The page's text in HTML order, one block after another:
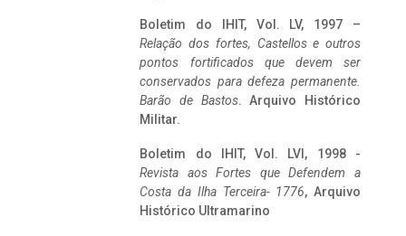
Boletim do IHIT, Vol. LV, 1997 –
Relação dos fortes, Castellos e outros
pontos fortificados que devem ser
conservados para defeza permanente.
Barão de Bastos. Arquivo Histórico
Militar.
Boletim do IHIT, Vol. LVI, 1998 -
Revista aos Fortes que Defendem a
Costa da Ilha Terceira- 1776, Arquivo
Histórico Ultramarino